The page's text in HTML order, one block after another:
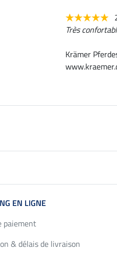
Très
Krämer
EN LIGNE
paiement
& délais de livraison